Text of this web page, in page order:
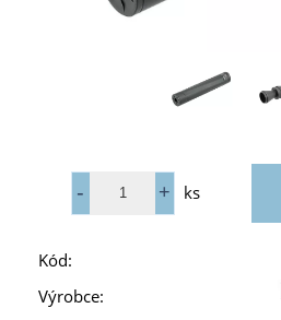
ks
Kód:
Výrobce: